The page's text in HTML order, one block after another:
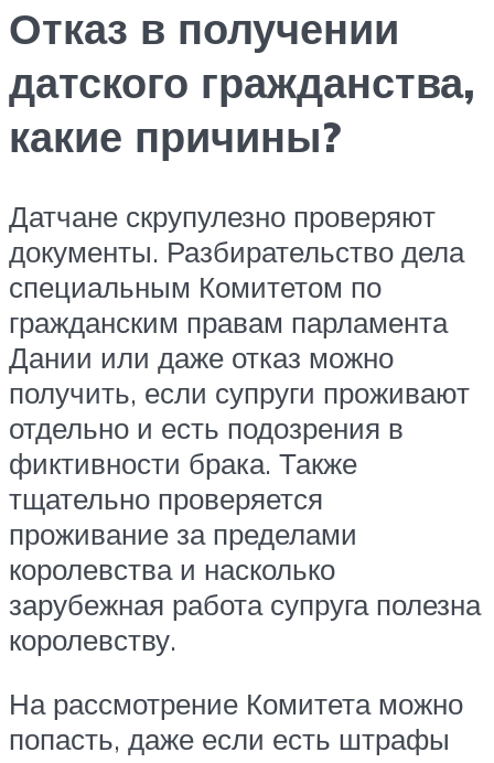
Отказ в получении
датского гражданства,
какие причины?
Датчане скрупулезно проверяют
документы. Разбирательство дела
специальным Комитетом по
гражданским правам парламента
Дании или даже отказ можно
получить, если супруги проживают
отдельно и есть подозрения в
фиктивности брака. Также
тщательно проверяется
проживание за пределами
королевства и насколько
зарубежная работа супруга полезна
королевству.
На рассмотрение Комитета можно
попасть, даже если есть штрафы